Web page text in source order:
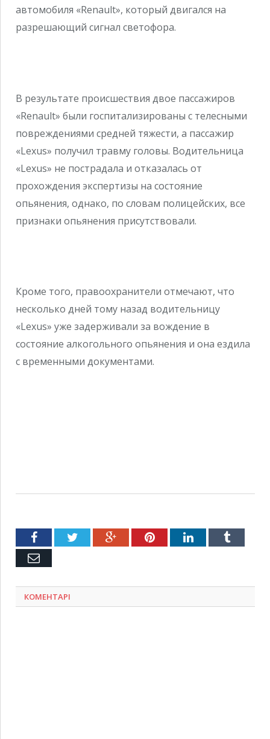
автомобиля «Renault», который двигался на
разрешающий сигнал светофора.
В результате происшествия двое пассажиров
«Renault» были госпитализированы с телесными
повреждениями средней тяжести, а пассажир
«Lexus» получил травму головы. Водительница
«Lexus» не пострадала и отказалась от
прохождения экспертизы на состояние
опьянения, однако, по словам полицейских, все
признаки опьянения присутствовали.
Кроме того, правоохранители отмечают, что
несколько дней тому назад водительницу
«Lexus» уже задерживали за вождение в
состояние алкогольного опьянения и она ездила
с временными документами.
FacebookTwitter Google+PinterestLinkedInTumblr
Емейл
КОМЕНТАРІ